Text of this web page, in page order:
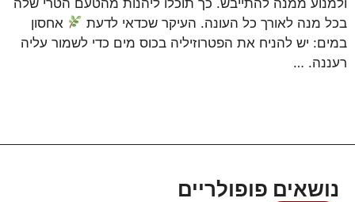
בכל מנה לאורך כל העונה. העיקר שכדאי לדעת
אחסון
במים: יש להניח את הפטרוזיליה בכוס מים כדי לשמור עליה
רעננה. …
נושאים פופולריים